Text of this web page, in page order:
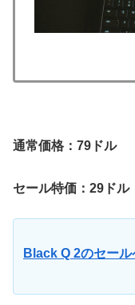
通常価格：79ドル
セール特価：29ドル
Black Q 2のセール